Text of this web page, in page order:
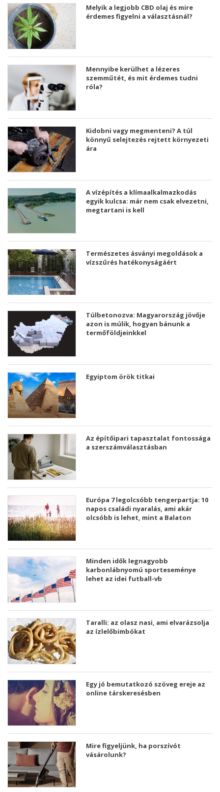
Melyik a legjobb CBD olaj és mire
érdemes figyelni a választásnál?
Mennyibe kerülhet a lézeres
szemműtét, és mit érdemes tudni
róla?
Kidobni vagy megmenteni? A túl
könnyű selejtezés rejtett környezeti
ára
A vízépítés a klímaalkalmazkodás
egyik kulcsa: már nem csak elvezetni,
megtartani is kell
Természetes ásványi megoldások a
vízszűrés hatékonyságáért
Túlbetonozva: Magyarország jövője
azon is múlik, hogyan bánunk a
termőföldjeinkkel
Egyiptom örök titkai
Az építőipari tapasztalat fontossága
a szerszámválasztásban
Európa 7 legolcsóbb tengerpartja: 10
napos családi nyaralás, ami akár
olcsóbb is lehet, mint a Balaton
Minden idők legnagyobb
karbonlábnyomú sporteseménye
lehet az idei futball-vb
Taralli: az olasz nasi, ami elvarázsolja
az ízlelőbimbókat
Egy jó bemutatkozó szöveg ereje az
online társkeresésben
Mire figyeljünk, ha porszívót
vásárolunk?